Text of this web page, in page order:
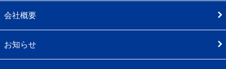
会社概要
お知らせ